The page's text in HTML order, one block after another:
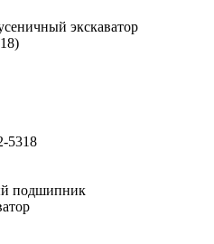
экскаватор
5318
подшипник